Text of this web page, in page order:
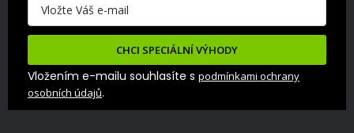
CHCI SPECIÁLNÍ VÝHODY
Vložením e-mailu souhlasíte s podmínkami ochrany
osobních údajů.